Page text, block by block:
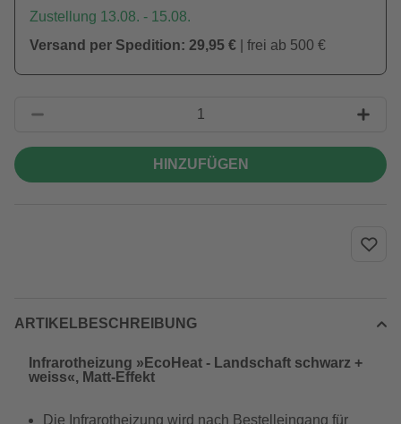
Zustellung 13.08. - 15.08.
Versand per Spedition: 29,95 € | frei ab 500 €
HINZUFÜGEN
ARTIKELBESCHREIBUNG
Infrarotheizung »EcoHeat - Landschaft schwarz +
weiss«, Matt-Effekt
Die Infrarotheizung wird nach Bestelleingang für